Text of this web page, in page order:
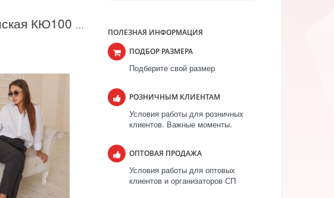
ПОЛЕЗНАЯ ИНФОРМАЦИЯ
ПОДБОР РАЗМЕРА
Подберите свой размер
РОЗНИЧНЫМ КЛИЕНТАМ
Условия работы для розничных
клиентов. Важные моменты.
ОПТОВАЯ ПРОДАЖА
Условия работы для оптовых
клиентов и организаторов СП
Юбка женская КЮ100 Черный